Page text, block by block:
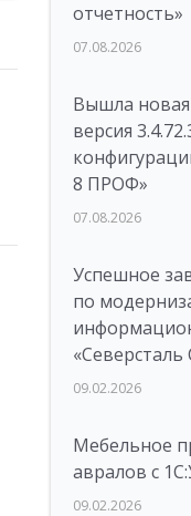
отчетность»
07.08.2026
Вышла
версия
8 ПРОФ»
07.08.2026
Успешное
по
09.02.2026
Мебельное
авралов с
09.02.2026